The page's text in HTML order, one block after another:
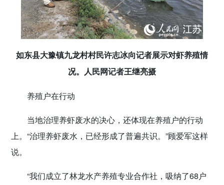
如东县大豫镇九龙村村民许志冰向记者展示对虾养殖情
况。人民网记者王继亮摄
养殖户在行动
当地治理养虾废水的决心，还体现在养殖户的行动
上。“治理养虾废水，已经形成了普遍共识。”顾爱军这样
说。
“我们成立了林龙水产养殖专业合作社，吸纳了68户